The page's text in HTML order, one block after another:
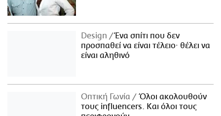
Design
Ένα σπίτι που δεν
προσπαθεί να είναι τέλειο· θέλει να
είναι αληθινό
Οπτική Γωνία
Όλοι ακολουθούν
τους influencers. Και όλοι τους